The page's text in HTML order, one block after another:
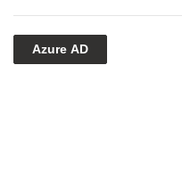
Azure AD